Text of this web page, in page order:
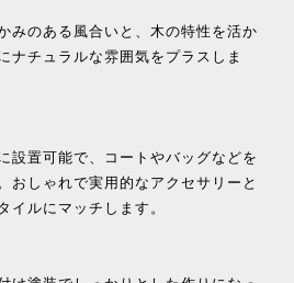
みのある風合いと、木の特性を活か
ナチュラルな雰囲気をプラスしま
設置可能で、コートやバッグなどを
おしゃれで実用的なアクセサリーと
イルにマッチします。